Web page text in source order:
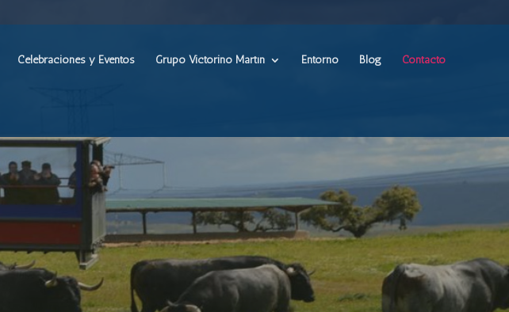
Celebraciones y Eventos Grupo Victorino Martín Entorno Blog Contacto